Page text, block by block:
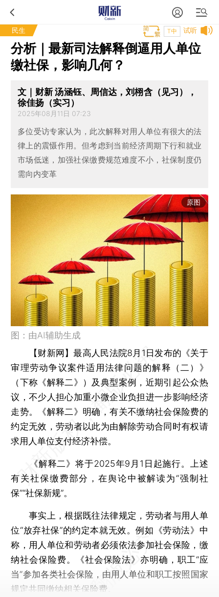
民生 试听
T中
分析｜最新司法解释倒逼用人单位
缴社保，影响几何？
文｜财新 汤涵钰、周信达，刘栩含（见习），
徐佳扬（实习）
2025年08月11日 07:23
多位受访专家认为，此次解释对用人单位有很大的法
律上的震慑作用。但考虑到当前经济周期下行和就业
市场低迷，加强社保缴费规范难度不小，社保制度仍
需向内变革
原图
图：由AI辅助生成
【财新网】最高人民法院8月1日发布的《关于
审理劳动争议案件适用法律问题的解释（二）》
（下称《解释二》）及典型案例，近期引起公众热
议，不少人担心加重小微企业负担进一步影响经济
走势。《解释二》明确，有关不缴纳社会保险费的
约定无效，劳动者以此为由解除劳动合同时有权请
求用人单位支付经济补偿。
《解释二》将于2025年9月1日起施行。上述
有关社保缴费部分，在舆论中被解读为“强制社
保”“社保新规”。
事实上，根据既往法律规定，劳动者与用人单
位“放弃社保”的约定本就无效。例如《劳动法》中
称，用人单位和劳动者必须依法参加社会保险，缴
纳社会保险费。《社会保险法》亦明确，职工“应
当”参加各类社会保险，由用人单位和职工按照国家
规定共同缴纳相关保险费。